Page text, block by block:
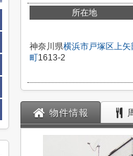
所在地
神奈川県横浜市戸塚区上矢
町1613-2
物件情報